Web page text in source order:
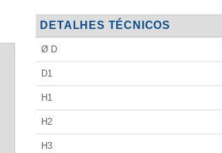
DETALHES TÉCNICOS
Ø D
D1
H1
H2
H3